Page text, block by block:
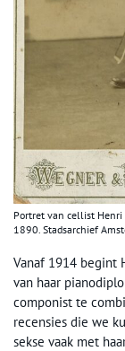
Portret van cellist Henri
1890. Stadsarchief
Vanaf 1914 begint
van haar
componist te
recensies die we
sekse vaak met